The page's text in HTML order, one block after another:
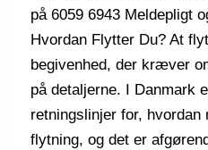
på 6059 6943 Meldepligt
Hvordan Flytter Du? At
begivenhed, der kræver
på detaljerne. I Danmark
retningslinjer for, hvordan
flytning, og det er